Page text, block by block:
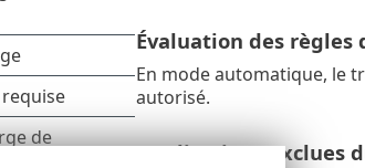
Évaluation des
En mode automatique, le
autorisé.
Applications exclues